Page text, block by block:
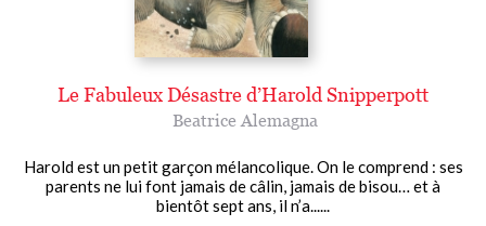
Le Fabuleux Désastre d’Harold Snipperpott
Beatrice Alemagna
Harold est un petit garçon mélancolique. On le comprend : ses
parents ne lui font jamais de câlin, jamais de bisou… et à
bientôt sept ans, il n’a......